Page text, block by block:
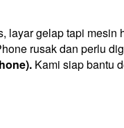
gelap tapi mesin
rusak dan perlu
Kami siap bantu